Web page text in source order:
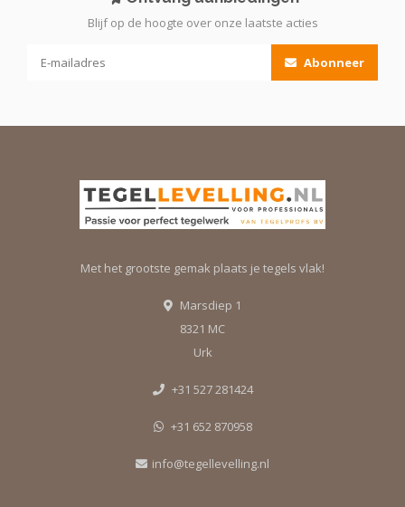
Blijf op de hoogte over onze laatste acties
Abonneer
Met het grootste gemak plaats je tegels vlak!
Marsdiep 1
8321 MC
Urk
+31 527 281424
+31 652 870958
info@tegellevelling.nl